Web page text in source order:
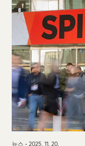
뉴스 - 2025. 11. 20.